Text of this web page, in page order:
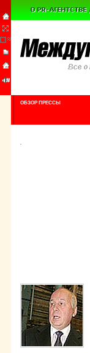
ОБЗОР ПРЕССЫ